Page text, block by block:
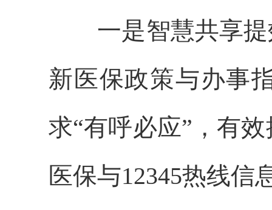
一是智慧共享
新医保政策与办事
求“有呼必应”，有
医保与12345热线信